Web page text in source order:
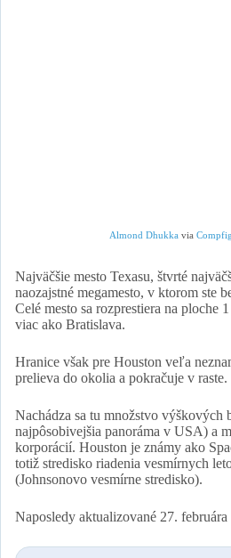
Almond Dhukka via
Najväčšie mesto Texasu, štvrté
naozajstné megamesto, v ktorom ste
Celé mesto sa rozprestiera na ploche
viac ako Bratislava.
Hranice však pre Houston veľa
prelieva do okolia a pokračuje v raste.
Nachádza sa tu množstvo výškových
najpôsobivejšia panoráma v USA) a
korporácií. Houston je známy ako
totiž stredisko riadenia vesmírnych
(Johnsonovo vesmírne stredisko).
Naposledy aktualizované 27.